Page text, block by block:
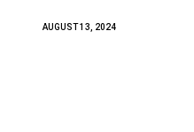
AUGUST 13, 2024